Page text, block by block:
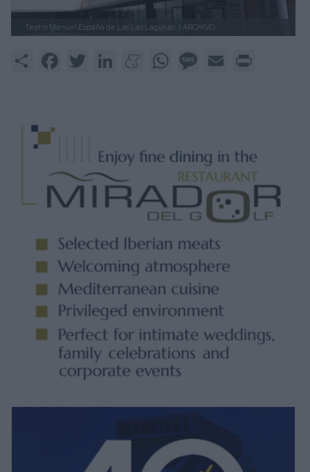
Teatro Manuel España de Las Las Lagunas. | ARCHIVO
Share FacebookTwitter LinkedInMeneameWhatsAppMessage
Email